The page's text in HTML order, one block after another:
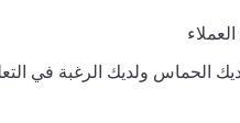
الحماس ولديك الرغبة في